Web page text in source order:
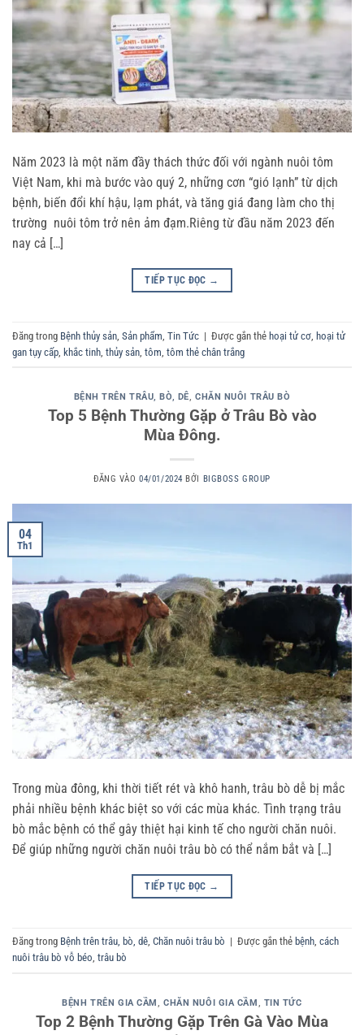
Năm 2023 là một năm đầy thách thức đối với ngành nuôi tôm
Việt Nam, khi mà bước vào quý 2, những cơn “gió lạnh” từ dịch
bệnh, biến đổi khí hậu, lạm phát, và tăng giá đang làm cho thị
trường nuôi tôm trở nên ảm đạm.Riêng từ đầu năm 2023 đến
nay cả […]
TIẾP TỤC ĐỌC →
Đăng trong Bệnh thủy sản Sản phẩm Tin Tức | Được gắn thẻ hoại tử cơ hoại tử
gan tụy cấp khắc tinh thủy sản tôm tôm thẻ chân trắng
BỆNH TRÊN TRÂU, BÒ, DÊ, CHĂN NUÔI TRÂU BÒ
Top 5 Bệnh Thường Gặp ở Trâu Bò vào
Mùa Đông.
ĐĂNG VÀO04/01/2024 BỞI BIGBOSS GROUP
04
Th1
Trong mùa đông, khi thời tiết rét và khô hanh, trâu bò dễ bị mắc
phải nhiều bệnh khác biệt so với các mùa khác. Tình trạng trâu
bò mắc bệnh có thể gây thiệt hại kinh tế cho người chăn nuôi.
Để giúp những người chăn nuôi trâu bò có thể nắm bắt và […]
TIẾP TỤC ĐỌC →
Đăng trong Bệnh trên trâu, bò, dê, Chăn nuôi trâu bò | Được gắn thẻ bệnh, cách
nuôi trâu bò vỗ béo, trâu bò
BỆNH TRÊN GIA CẦM,CHĂN NUÔI GIA CẦM, TIN TỨC
Top 2 Bệnh Thường Gặp Trên Gà Vào Mùa